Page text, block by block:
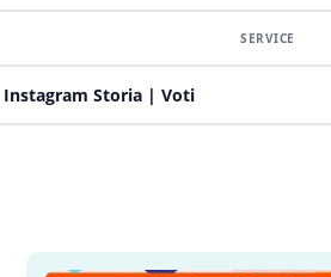
Instagram Storia | Voti